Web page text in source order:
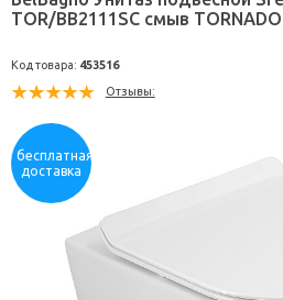
бесплатная
доставка
TOR/BB2111SC смыв